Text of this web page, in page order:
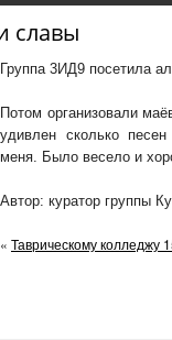
славы
Группа 3ИД9 посетила
Потом организовали
удивлен сколько
меня. Было весело и
Автор: куратор группы
« Таврическому колледжу